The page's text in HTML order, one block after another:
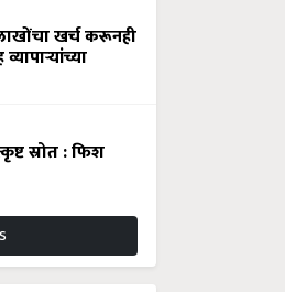
खर्च करूनही
स्रोत : फिश